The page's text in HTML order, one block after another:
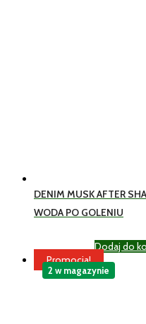
DENIM MUSK AFTER
WODA PO GOLENIU
24,99zł
Dodaj do
Promocja!
2 w magazynie